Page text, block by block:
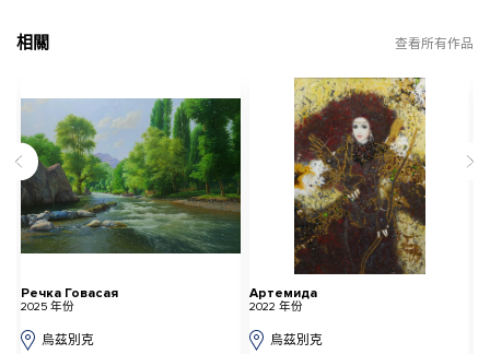
相關 查看所有作品
Речка Говасая
2025 年份
烏茲別克
Артемида
2022 年份
烏茲別克